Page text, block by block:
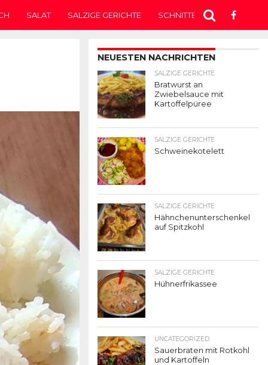
SALAT SALZIGE GERICHTE SCHNITTEN SUPPE
NEUESTEN NACHRICHTEN
SALZIGE GERICHTE
Bratwurst an
Zwiebelsauce mit
Kartoffelpüree
SALZIGE GERICHTE
Schweinekotelett
SALZIGE GERICHTE
Hähnchenunterschenkel
auf Spitzkohl
SALZIGE GERICHTE
Hühnerfrikassee
UNCATEGORIZED
Sauerbraten mit Rotkohl
und Kartoffeln